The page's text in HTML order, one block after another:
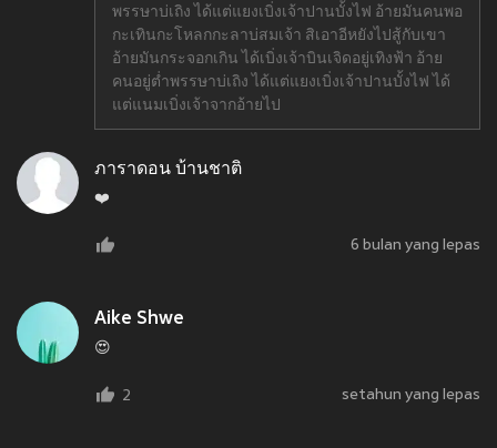
พรรษาบ่เถิง ได้แต่แยงเบิ่งเจ้าปานบั้งไฟ อ้ายมันคนพอ
กะเทินกะโหลกกะลาบ่สมเจ้า สิเอาอีหยังไปสู้กับเขา
อ้ายมันกระจอกเกิน ได้เบิ่งเจ้าบินเจิดอยู่เทิงฟ้า อ้าย
คนอยู่ต่ำพรรษาบ่เถิง ได้แต่แยงเบิ่งเจ้าปานบั้งไฟ ได้
แต่แนมเบิ่งเจ้าจากอ้ายไป
ภาราดอน บ้านชาติ
❤️
6 bulan yang lepas
Aike Shwe
😍
2 setahun yang lepas